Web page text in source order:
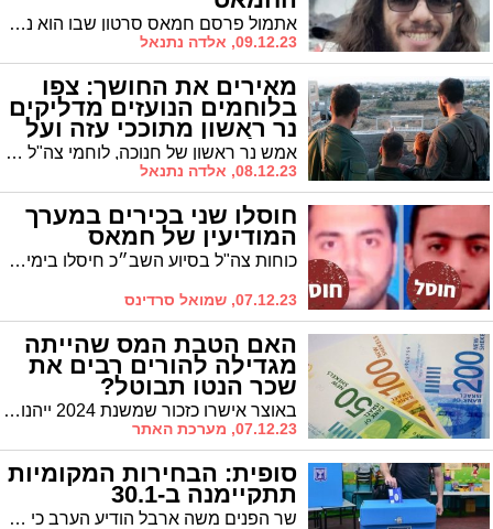
אתמול פרסם חמאס סרטון שבו הוא נראה מדבר ומספר על עצמו שנמצא בשבי 40 יום, ולאחר מכן נראית גופתו מגואלת בדם - וטען, במסגרת הטרור הפסיכולוגי שהוא נוהג להפעיל, כי הוא "נהרג" במהלך מבצע של צה"ל לשחרור חטופים.
09.12.23, אלדה נתנאל
מאירים את החושך: צפו
בלוחמים הנועזים מדליקים
נר ראשון מתוככי עזה ועל
גבול הצפון (וידאו) אמש נר ראשון של חנוכה, לוחמי צה"ל אשר נמצאים בדרום ובצפון רצועת עזה הדליקו נרות בשדה הקרב. צפו
08.12.23, אלדה נתנאל
חוסלו שני בכירים במערך
המודיעין של חמאס
כוחות צה"ל בסיוע השב״כ חיסלו בימים האחרונים שני בכירים במערך המודיעין של ארגון הטרור חמאס ברצועת עזה - את עבד אלעזיז רנתיס שהיה אחראי על כלל התצפיות של החמאס ולקח חלק בתכנון הטבח האכזרי שלבוקר שמחת תורה ואת אחמד עיוש, פעיל במערך התצפיות בגדוד ‘קרארה׳
07.12.23, שמואל סרדינס
האם הטבת המס שהייתה
מגדילה להורים רבים את
שכר הנטו תבוטל?
באוצר אישרו כזכור שמשנת 2024 ייהנו הורים לילדים בגילאי 13-18 מהטבת מס שתעניק להם נקודות זיכוי ובשורה התחתונה תגדיל להם את שכר הנטו, אולם לאור הגירעון הצפוי, במשרד מציעים לדחות את החלת ההטבה לפחות בשנה
07.12.23, מערכת האתר
סופית: הבחירות המקומיות
תתקיימנה ב-30.1
שר הפנים משה ארבל הודיע הערב כי הבחירות המקומיות ברוב הארץ תתקיימנה ב-30.1. בכל יישוב שפונה יתקיימו הבחירות רק חמישה חודשים אחרי שיחזרו התושבים.